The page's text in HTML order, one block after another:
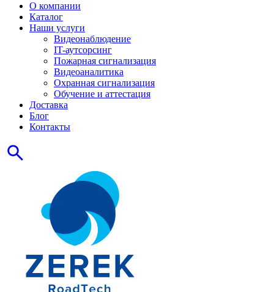
О компании
Каталог
Наши услуги
Видеонаблюдение
IT-аутсорсинг
Пожарная сигнализация
Видеоаналитика
Охранная сигнализация
Обучение и аттестация
Доставка
Блог
Контакты